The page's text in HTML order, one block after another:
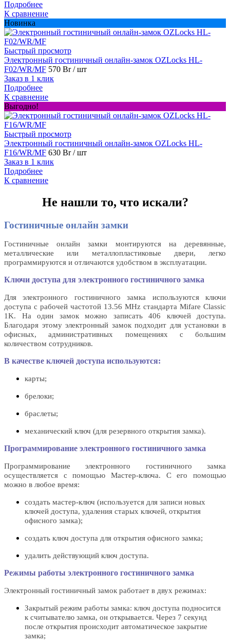
Подробнее
К сравнение
Новинка
Быстрый просмотр
Электронный гостиничный онлайн-замок OZLocks HL-
F02/WR/MF 570 Br/ шт
Заказ в 1 клик
Подробнее
К сравнение
Выгодно!
Быстрый просмотр
Электронный гостиничный онлайн-замок OZLocks HL-
F16/WR/MF 630 Br/ шт
Заказ в 1 клик
Подробнее
К сравнение
Не нашли то, что искали?
Гостиничные онлайн замки
Гостиничные онлайн замки монтируются на деревянные,
металлические или металлопластиковые двери, легко
программируются и отличаются удобством в эксплуатации.
Ключи доступа для электронного гостиничного замка
Для электронного гостиничного замка используются ключи
доступа с рабочей частотой 13.56 MHz стандарта Mifare Classic
1K. На один замок можно записать 406 ключей доступа.
Благодаря этому электронный замок подходит для установки в
офисных, административных помещениях с большим
количеством сотрудников.
В качестве ключей доступа используются:
карты;
брелоки;
браслеты;
механический ключ (для резервного открытия замка).
Программирование электронного гостиничного замка
Программирование электронного гостиничного замка
осуществляется с помощью Мастер-ключа. С его помощью
можно в любое время:
создать мастер-ключ (используется для записи новых
ключей доступа, удаления старых ключей, открытия
офисного замка);
создать ключ доступа для открытия офисного замка;
удалить действующий ключ доступа.
Режимы работы электронного гостиничного замка
Электронный гостиничный замок работает в двух режимах:
Закрытый режим работы замка: ключ доступа подносится
к считывателю замка, он открывается. Через 7 секунд
после открытия происходит автоматическое закрытие
замка;